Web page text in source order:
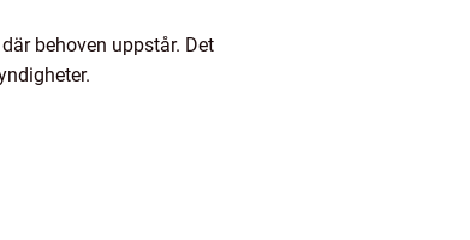
behoven uppstår. Det